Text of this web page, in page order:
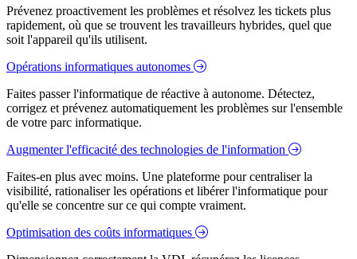
Prévenez proactivement les problèmes et résolvez les tickets plus
rapidement, où que se trouvent les travailleurs hybrides, quel que
soit l'appareil qu'ils utilisent.
Opérations informatiques autonomes
Faites passer l'informatique de réactive à autonome. Détectez,
corrigez et prévenez automatiquement les problèmes sur l'ensemble
de votre parc informatique.
Augmenter l'efficacité des technologies de l'information
Faites-en plus avec moins. Une plateforme pour centraliser la
visibilité, rationaliser les opérations et libérer l'informatique pour
qu'elle se concentre sur ce qui compte vraiment.
Optimisation des coûts informatiques